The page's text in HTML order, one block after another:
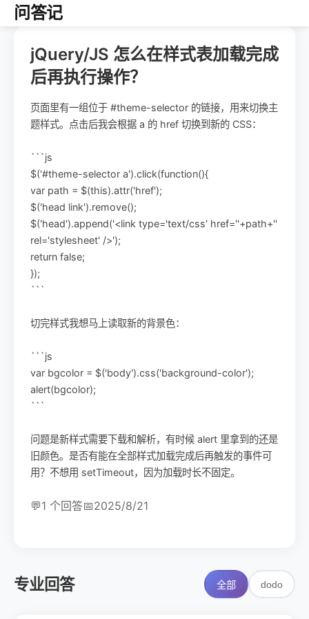
问答记
jQuery/JS 怎么在样式表加载完成
后再执行操作？
页面里有一组位于 #theme-selector 的链接，用来切换主
题样式。点击后我会根据 a 的 href 切换到新的 CSS：
```js
$('#theme-selector a').click(function(){
var path = $(this).attr('href');
$('head link').remove();
$('head').append('<link type='text/css' href=''+path+''
rel='stylesheet' />');
return false;
});
```
切完样式我想马上读取新的背景色：
```js
var bgcolor = $('body').css('background-color');
alert(bgcolor);
```
问题是新样式需要下载和解析，有时候 alert 里拿到的还是
旧颜色。是否有能在全部样式加载完成后再触发的事件可
用？不想用 setTimeout，因为加载时长不固定。
💬1 个回答📅2025/8/21
专业回答 全部 dodo